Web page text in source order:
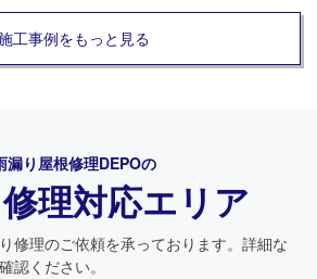
工事例をもっと見る
漏り屋根修理DEPOの
理対応エリア
修理のご依頼を承っております。詳細な
認ください。